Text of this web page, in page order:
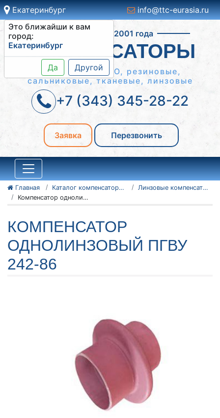
Екатеринбург
Это ближайши к вам
город:
Екатеринбург
Да Другой
info@ttc-eurasia.ru
Работаем с 2001 года
КОМПЕНСАТОРЫ
Сильфонные КСО, резиновые,
сальниковые, тканевые, линзовые
+7 (343) 345-28-22
Заявка Перезвонить
Главная Каталог компенсаторов
Линзовые компенсаторы
Компенсатор однолинзовый ПГВУ 242-86
КОМПЕНСАТОР
ОДНОЛИНЗОВЫЙ ПГВУ
242-86